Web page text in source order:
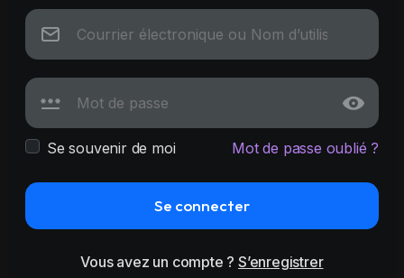
Se souvenir de moi Mot de passe oublié ?
Se connecter
Vous avez un compte ?S’enregistrer